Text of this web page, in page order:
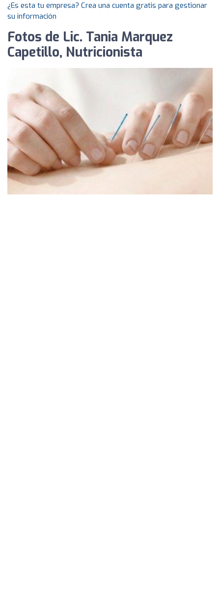
¿Es esta tu empresa? Crea una cuenta gratis para gestionar
su información
Fotos de Lic. Tania Marquez
Capetillo, Nutricionista